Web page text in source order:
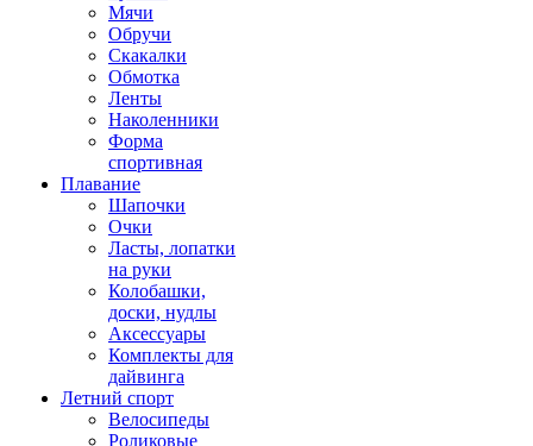
Мячи
Обручи
Скакалки
Обмотка
Ленты
Наколенники
Форма
спортивная
Плавание
Шапочки
Очки
Ласты, лопатки
на руки
Колобашки,
доски, нудлы
Аксессуары
Комплекты для
дайвинга
Летний спорт
Велосипеды
Роликовые